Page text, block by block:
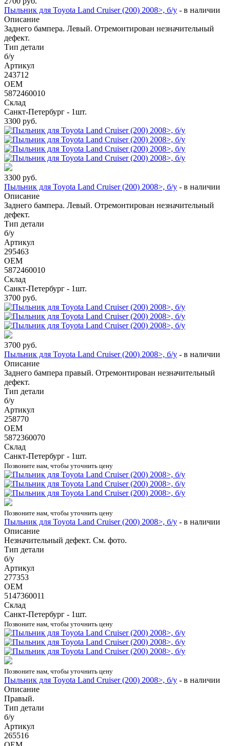
Пыльник для Toyota Land Cruiser (200) 2008>, б/у - в наличии
Описание
Заднего бампера. Левый. Отремонтирован незначительный
дефект.
Тип детали
б/у
Артикул
243712
OEM
5872460010
Склад
Санкт-Петербург - 1шт.
3300 руб.
3300 руб.
Пыльник для Toyota Land Cruiser (200) 2008>, б/у - в наличии
Описание
Заднего бампера. Левый. Отремонтирован незначительный
дефект.
Тип детали
б/у
Артикул
295463
OEM
5872460010
Склад
Санкт-Петербург - 1шт.
3700 руб.
3700 руб.
Пыльник для Toyota Land Cruiser (200) 2008>, б/у - в наличии
Описание
Заднего бампера правый. Отремонтирован незначительный
дефект.
Тип детали
б/у
Артикул
258770
OEM
5872360070
Склад
Санкт-Петербург - 1шт.
Позвоните нам, чтобы уточнить цену
Позвоните нам, чтобы уточнить цену
Пыльник для Toyota Land Cruiser (200) 2008>, б/у - в наличии
Описание
Незначительный дефект. См. фото.
Тип детали
б/у
Артикул
277353
OEM
5147360011
Склад
Санкт-Петербург - 1шт.
Позвоните нам, чтобы уточнить цену
Позвоните нам, чтобы уточнить цену
Пыльник для Toyota Land Cruiser (200) 2008>, б/у - в наличии
Описание
Правый.
Тип детали
б/у
Артикул
265516